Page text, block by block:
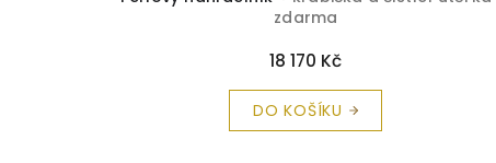
zdarma
18 170 Kč
DO KOŠÍKU